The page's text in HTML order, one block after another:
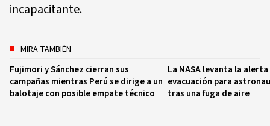
incapacitante.
MIRA TAMBIÉN
Fujimori y Sánchez cierran sus
campañas mientras Perú se dirige a un
balotaje con posible empate técnico
La NASA levanta la
evacuación para
tras una fuga de aire